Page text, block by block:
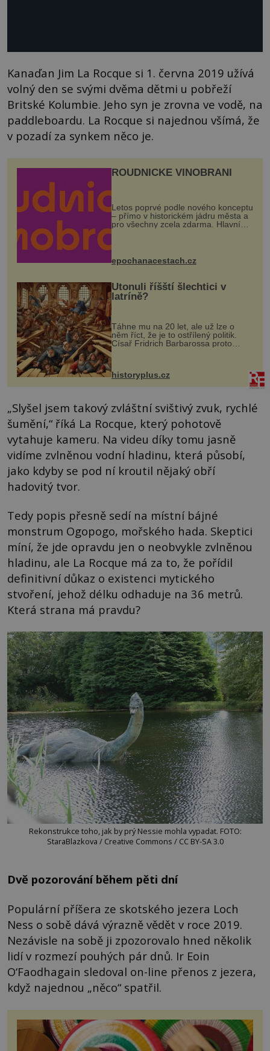
Kanaďan Jim La Rocque si 1. června 2019 užívá
volný den se svými dvěma dětmi u pobřeží
Britské Kolumbie. Jeho syn je zrovna ve vodě, na
paddleboardu. La Rocque si najednou všímá, že
v pozadí za synkem něco je.
ROUDNICKÉ VINOBRANÍ
Letos poprvé podle nového konceptu
– přímo v historickém jádru města a
pro všechny zcela zdarma. Hlavní
program se odehraje na Karlově a
mohou těšit na víno, burčák, pes...
epochanacestach.cz
Utonuli říšští šlechtici v
latríně?
Táhne mu na 20 let, ale už lze o
něm říct, že je to ostřílený politik.
Císař Fridrich Barbarossa proto
posílá svého syna a dědice Jindřicha
VI. do Erfurtu, aby se stal
prostředníkem při řešení sporu m...
historyplus.cz
„Slyšel jsem takový zvláštní svištivý zvuk, rychlé
šumění,“ říká La Rocque, který pohotově
vytahuje kameru. Na videu díky tomu jasně
vidíme zvlněnou vodní hladinu, která působí,
jako kdyby se pod ní kroutil nějaký obří
hadovitý tvor.
Tedy popis přesně sedí na místní bájné
monstrum Ogopogo, mořského hada. Skeptici
míní, že jde opravdu jen o neobvykle zvlněnou
hladinu, ale La Rocque má za to, že pořídil
definitivní důkaz o existenci mytického
stvoření, jehož délku odhaduje na 36 metrů.
Která strana má pravdu?
Rekonstrukce toho, jak by prý Nessie mohla vypadat. FOTO:
StaraBlazkova / Creative Commons / CC BY-SA 3.0
Dvě pozorování během pěti dní
Populární příšera ze skotského jezera Loch
Ness o sobě dává výrazně vědět v roce 2019.
Nezávisle na sobě ji zpozorovalo hned několik
lidí v rozmezí pouhých pár dnů. Ir Eoin
O‘Faodhagain sledoval on-line přenos z jezera,
když najednou „něco“ spatřil.